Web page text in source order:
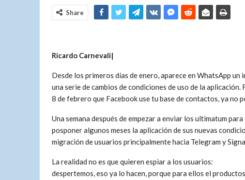
Share
Ricardo Carnevali|
Desde los primeros días de enero, aparece en WhatsApp
una serie de cambios de condiciones de uso de la
8 de febrero que Facebook use tu base de contactos, ya no
Una semana después de empezar a enviar los ultimatum
posponer algunos meses la aplicación de sus nuevas
migración de usuarios principalmente hacia Telegram y
La realidad no es que quieren espiar a los usuarios:
despertemos, eso ya lo hacen, porque para ellos el productos